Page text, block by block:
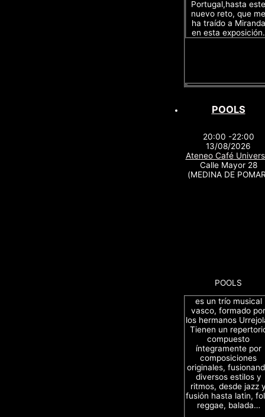
Portugal,hasta este
nuevo reto, que me
ha traído a Miranda
en esta exposición.
POOLS
20:00 -22:00
13/08/2026
Ateneo Café
Calle Mayor 28
(MEDINA DE
POOLS
es un trío musical
vasco, formado por
los hermanos
Tienen un
compuesto
íntegramente por
composiciones
originales,
diversos estilos y
ritmos, desde jazz
fusión hasta latin,
reggae, balada…